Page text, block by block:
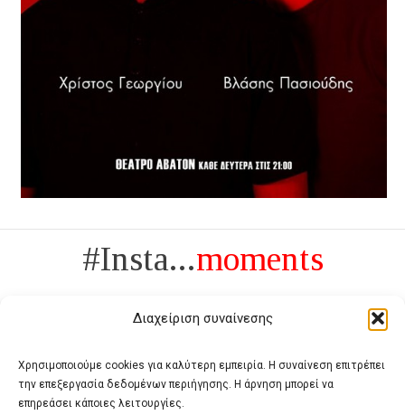
Διαχείριση συναίνεσης
Χρησιμοποιούμε cookies για καλύτερη εμπειρία. Η συναίνεση επιτρέπει
την επεξεργασία δεδομένων περιήγησης. Η άρνηση μπορεί να
επηρεάσει κάποιες λειτουργίες.
#Insta...moments
Πολυτέλεια δεν είναι το αντίθετο της ανέχειας, είναι το αντίθετο της